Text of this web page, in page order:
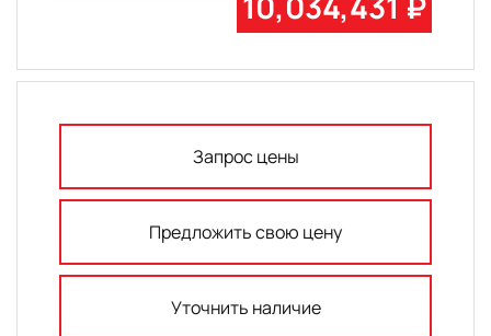
Запрос цены
Предложить свою цену
Уточнить наличие